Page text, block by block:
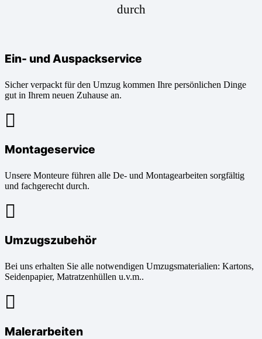
durch
Ein- und Auspackservice
Sicher verpackt für den Umzug kommen Ihre persönlichen Dinge
gut in Ihrem neuen Zuhause an.
Montageservice
Unsere Monteure führen alle De- und Montagearbeiten sorgfältig
und fachgerecht durch.
Umzugszubehör
Bei uns erhalten Sie alle notwendigen Umzugsmaterialien: Kartons,
Seidenpapier, Matratzenhüllen u.v.m..
Malerarbeiten